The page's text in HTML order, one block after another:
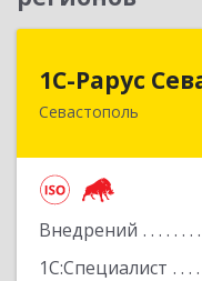
1С-Рарус
Севастополь
Внедрений
1С:Специалист
299011,